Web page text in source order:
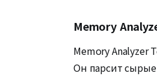
Memory
Memory
Он парсит сырые